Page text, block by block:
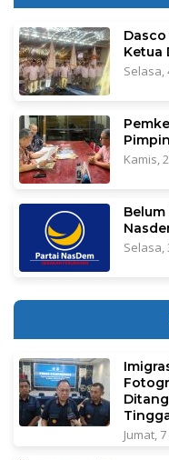
Ketua
Selasa,
Kamis,
Belum
Selasa,
Jumat,